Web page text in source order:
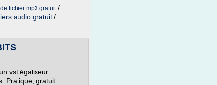
fichier mp3 gratuit/
audio gratuit /
vst égaliseur
Pratique, gratuit